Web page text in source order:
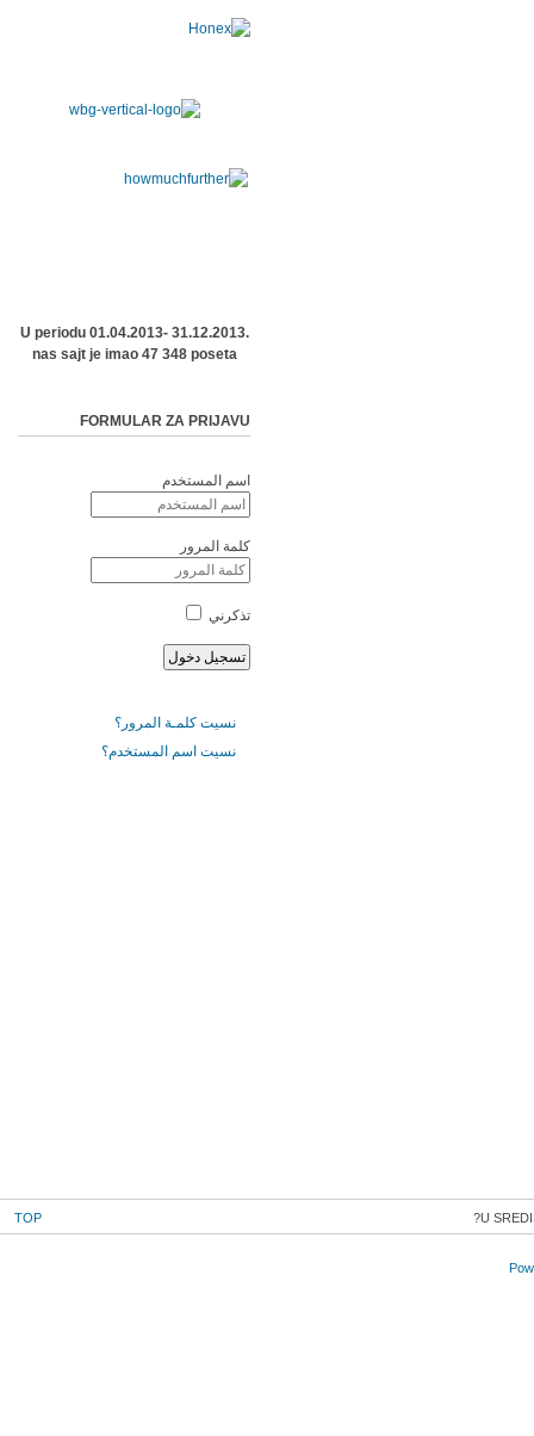
U periodu 01.04.2013- 31.12.2013.
nas sajt je imao 47 348 poseta
FORMULAR ZA PRIJAVU
اسم المستخدم
كلمة المرور
تذكرني
نسيت كلمـة المرور؟
نسيت اسم المستخدم؟
U
TOP